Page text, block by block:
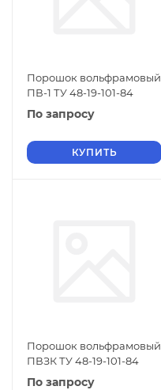
Порошок вольфрамовый
ПВ-1 ТУ 48-19-101-84
По запросу
КУПИТЬ
Порошок вольфрамовый
ПВЗК ТУ 48-19-101-84
По запросу